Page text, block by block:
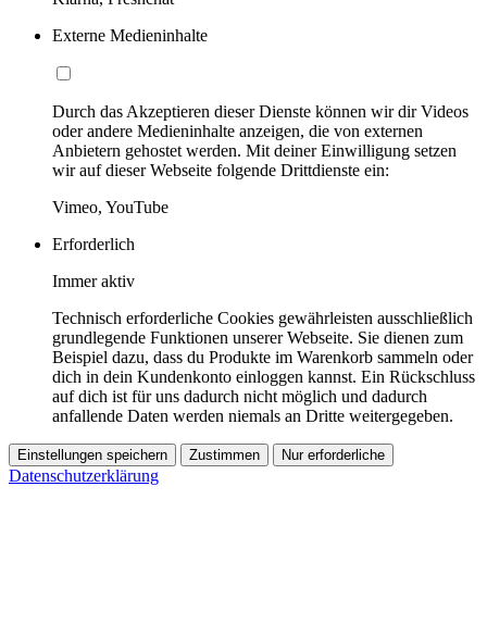
Externe Medieninhalte
Durch das Akzeptieren dieser Dienste können wir dir Videos
oder andere Medieninhalte anzeigen, die von externen
Anbietern gehostet werden. Mit deiner Einwilligung setzen
wir auf dieser Webseite folgende Drittdienste ein:
Vimeo, YouTube
Erforderlich
Immer aktiv
Technisch erforderliche Cookies gewährleisten ausschließlich
grundlegende Funktionen unserer Webseite. Sie dienen zum
Beispiel dazu, dass du Produkte im Warenkorb sammeln oder
dich in dein Kundenkonto einloggen kannst. Ein Rückschluss
auf dich ist für uns dadurch nicht möglich und dadurch
anfallende Daten werden niemals an Dritte weitergegeben.
Einstellungen speichern Zustimmen Nur erforderliche
Datenschutzerklärung